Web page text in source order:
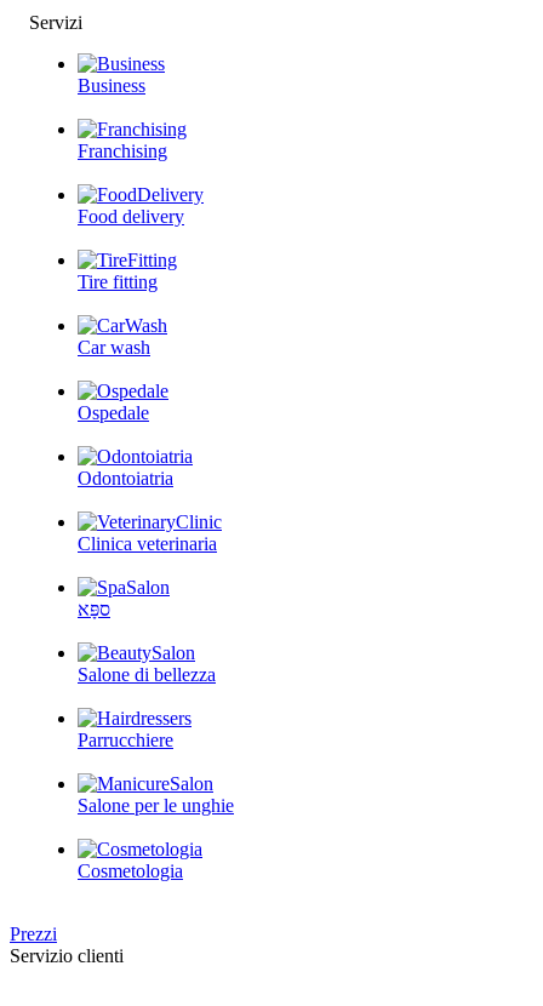
Servizi
Business
Franchising
Food delivery
Tire fitting
Car wash
Ospedale
Odontoiatria
Clinica veterinaria
ספָּא
Salone di bellezza
Parrucchiere
Salone per le unghie
Cosmetologia
Prezzi
Servizio clienti